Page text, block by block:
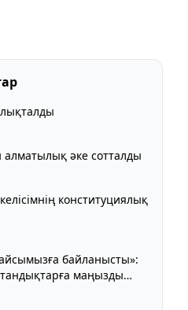
әке сотталды
байланысты»:
маңызды